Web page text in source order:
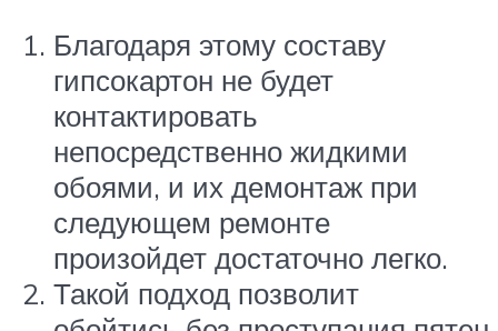
Благодаря этому составу
гипсокартон не будет
контактировать
непосредственно жидкими
обоями, и их демонтаж при
следующем ремонте
произойдет достаточно легко.
Такой подход позволит